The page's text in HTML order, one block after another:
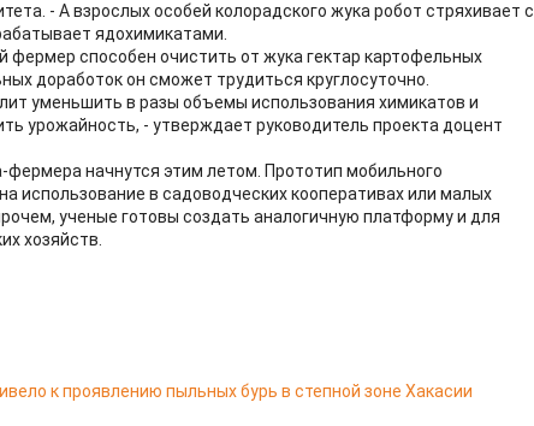
- А взрослых особей колорадского жука робот стряхивает с
ядохимикатами.
фермер способен очистить от жука гектар картофельных
доработок он сможет трудиться круглосуточно.
уменьшить в разы объемы использования химикатов и
урожайность, - утверждает руководитель проекта доцент
начнутся этим летом. Прототип мобильного
использование в садоводческих кооперативах или малых
ученые готовы создать аналогичную платформу и для
хозяйств.
к проявлению пыльных бурь в степной зоне Хакасии